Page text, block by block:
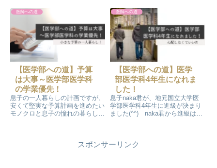
見守ることと、受験費用の支払い
免許を取得できることを祈りまー
す。
に憧れました(^^)チョットいいな
ぁ～。それから数年、この春から
息子は一人暮らしです。ニトリで
一緒にお買い物をして夢を叶えよ
うと思います！
医師への道
【医学部への道】予算
は大事～医学部医学科
の学業優先！
息子の一人暮らしの計画ですが、
安くて堅実な予算計画を進めたい
モノクロと息子の憧れの暮らしの
6年生の娘のアドバイスもあり、
医師への道
【医学部への道】医学
部医学科4年生になれま
した！
息子naka君が、地元国立大学医
学部医学科4年生に進級が決まり
ました(^^) naka君から進級は心
一貫校時代成績が地の底だったか
スポンサーリンク